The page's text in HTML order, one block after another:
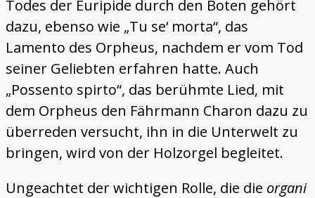
Todes der Euripide durch den Boten gehört
dazu, ebenso wie „Tu se‘ morta“, das
Lamento des Orpheus, nachdem er vom Tod
seiner Geliebten erfahren hatte. Auch
„Possento spirto“, das berühmte Lied, mit
dem Orpheus den Fährmann Charon dazu zu
überreden versucht, ihn in die Unterwelt zu
bringen, wird von der Holzorgel begleitet.
Ungeachtet der wichtigen Rolle, die die organi